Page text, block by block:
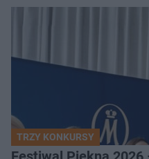
TRZY KONKURSY